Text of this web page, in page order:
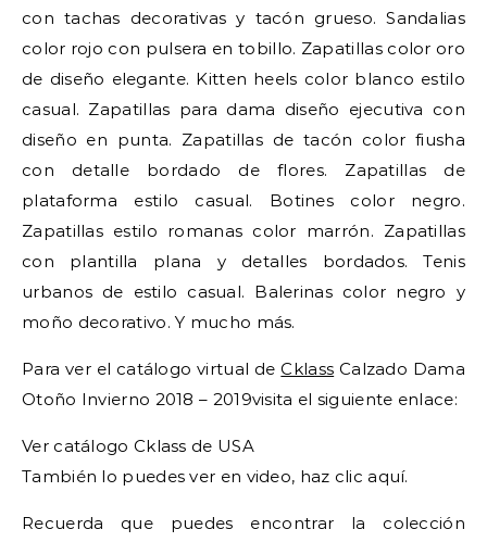
con tachas decorativas y tacón grueso. Sandalias
color rojo con pulsera en tobillo. Zapatillas color oro
de diseño elegante. Kitten heels color blanco estilo
casual. Zapatillas para dama diseño ejecutiva con
diseño en punta. Zapatillas de tacón color fiusha
con detalle bordado de flores. Zapatillas de
plataforma estilo casual. Botines color negro.
Zapatillas estilo romanas color marrón. Zapatillas
con plantilla plana y detalles bordados. Tenis
urbanos de estilo casual. Balerinas color negro y
moño decorativo. Y mucho más.
Para ver el catálogo virtual deCklass Calzado Dama
Otoño Invierno 2018 – 2019visita el siguiente enlace:
Ver catálogo Cklass de USA
También lo puedes ver en video, haz clic aquí.
Recuerda que puedes encontrar la colección